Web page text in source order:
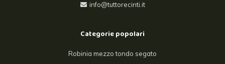
info@tuttorecinti.it
Categorie popolari
Robinia mezzo tondo segato